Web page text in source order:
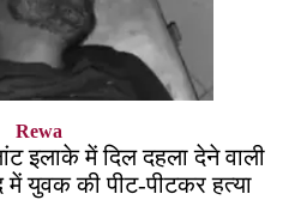
Rewa
इलाके में दिल दहला देने वाली
में युवक की पीट-पीटकर हत्या